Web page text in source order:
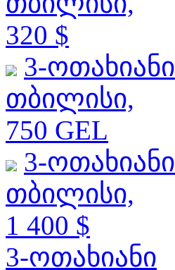
320 $
3-ოთახიანი
თბილისი,
750 GEL
3-ოთახიანი
თბილისი,
1 400 $
3-ოთახიანი